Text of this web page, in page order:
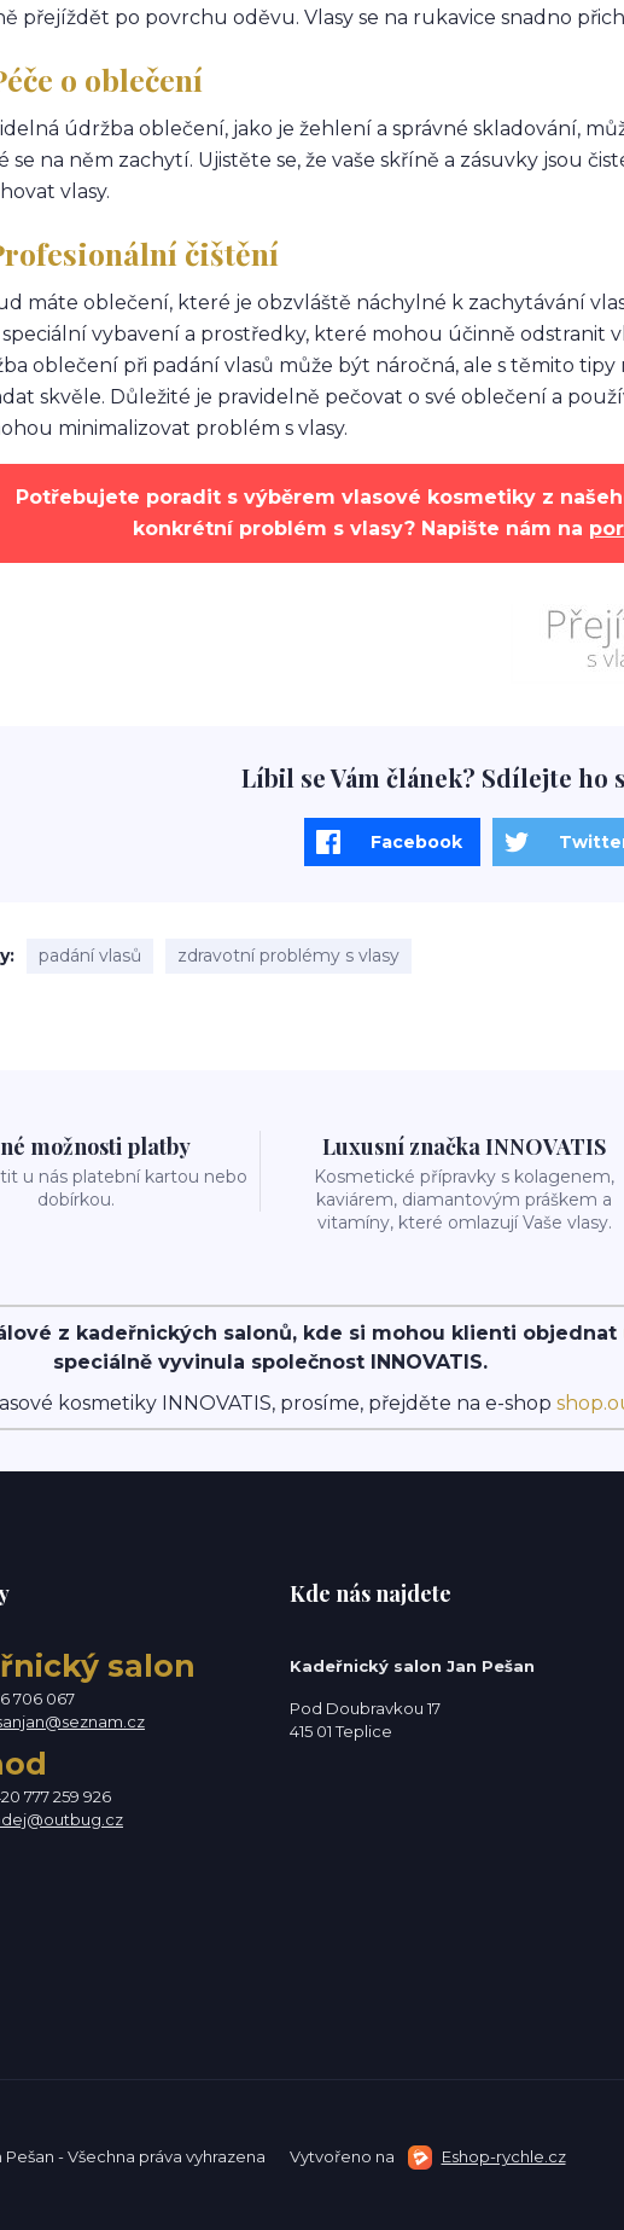
přejíždět po povrchu oděvu. Vlasy se na rukavice snadno
o oblečení
údržba oblečení, jako je žehlení a správné skladování,
se na něm zachytí. Ujistěte se, že vaše skříně a zásuvky jsou
vlasy.
čištění
máte oblečení, které je obzvláště náchylné k zachytávání
vybavení a prostředky, které mohou účinně odstranit
oblečení při padání vlasů může být náročná, ale s těmito
skvěle. Důležité je pravidelně pečovat o své oblečení a
minimalizovat problém s vlasy.
Potřebujete poradit s výběrem vlasové kosmetiky z
konkrétní problém s vlasy? Napište nám na
Líbil se Vám článek? Sdílejte ho
Facebook
padání vlasů zdravotní problémy s vlasy
možnosti platby
u nás platební kartou nebo
dobírkou.
Luxusní značka INNOVATIS
Kosmetické přípravky s kolagenem,
kaviárem, diamantovým práškem a
vitamíny, které omlazují Vaše vlasy.
z kadeřnických salonů, kde si mohou klienti objednat
speciálně vyvinula společnost INNOVATIS.
kosmetiky INNOVATIS, prosíme, přejděte na e-shop
salon
706 067
777 259 926
Kde nás najdete
Kadeřnický salon Jan Pešan
Pod Doubravkou 17
415 01 Teplice
Pešan - Všechna práva vyhrazena Vytvořeno na Eshop-rychle.cz